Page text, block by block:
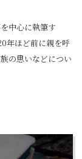
中心に執筆す
年ほど前に親を呼
の思いなどについ